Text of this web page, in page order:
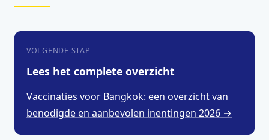
VOLGENDE STAP
Lees het complete overzicht
Vaccinaties voor Bangkok: een overzicht van
benodigde en aanbevolen inentingen 2026 →